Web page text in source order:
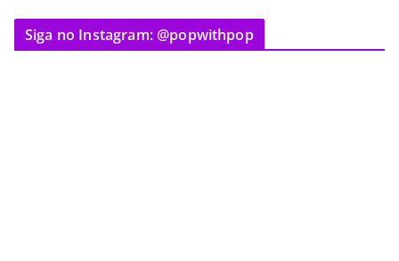
Siga no Instagram: @popwithpop